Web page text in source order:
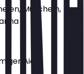
Muscheln,
Aioli